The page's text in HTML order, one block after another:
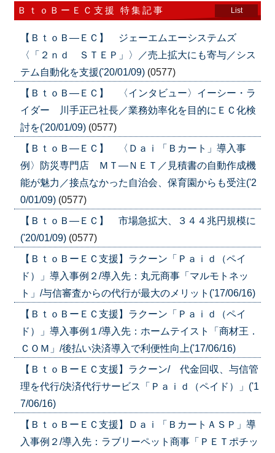
ＢｔｏＢーＥＣ支援 特集記事 List
【ＢｔｏＢ―ＥＣ】 ジェーエムエーシステムズ
〈「２ｎｄ ＳＴＥＰ」〉／売上拡大にも寄与／シス
テム自動化を支援('20/01/09) (0577)
【ＢｔｏＢ―ＥＣ】 〈インタビュー〉イーシー・ラ
イダー 川手正己社長／業務効率化を目的にＥＣ化検
討を('20/01/09) (0577)
【ＢｔｏＢ―ＥＣ】 〈Ｄａｉ「Ｂカート」導入事
例〉防災専門店 ＭＴ―ＮＥＴ／見積書の自動作成機
能が魅力／接点なかった自治会、保育園からも受注('2
0/01/09) (0577)
【ＢｔｏＢ―ＥＣ】 市場急拡大、３４４兆円規模に
('20/01/09) (0577)
【ＢｔｏＢーＥＣ支援】ラクーン「Ｐａｉｄ（ペイ
ド）」導入事例２/導入先：丸元商事「マルモトネッ
ト」/与信審査からの代行が最大のメリット('17/06/16)
【ＢｔｏＢーＥＣ支援】ラクーン「Ｐａｉｄ（ペイ
ド）」導入事例１/導入先：ホームテイスト「商材王．
ＣＯＭ」/後払い決済導入で利便性向上('17/06/16)
【ＢｔｏＢーＥＣ支援】ラクーン/ 代金回収、与信管
理を代行/決済代行サービス「Ｐａｉｄ（ペイド）」('1
7/06/16)
【ＢｔｏＢーＥＣ支援】Ｄａｉ「ＢカートＡＳＰ」導
入事例２/導入先：ラブリーペット商事「ＰＥＴポチッ